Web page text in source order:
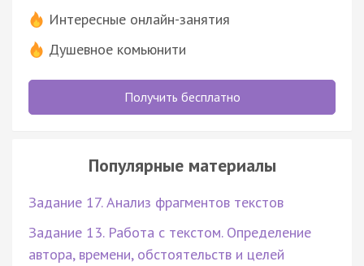
Интересные онлайн-занятия
Душевное комьюнити
Получить бесплатно
Популярные материалы
Задание 17. Анализ фрагментов текстов
Задание 13. Работа с текстом. Определение
автора, времени, обстоятельств и целей